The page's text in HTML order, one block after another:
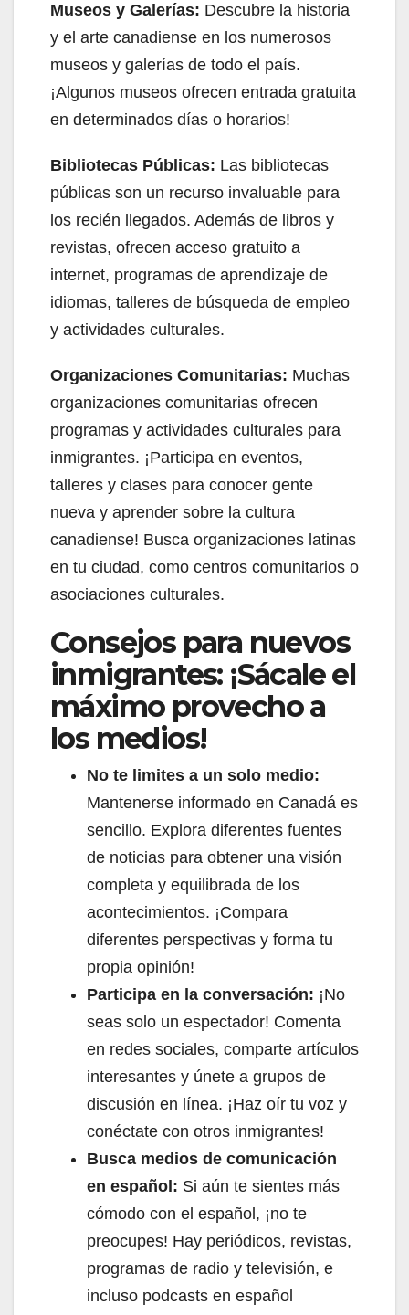
Museos y Galerías: Descubre la historia
y el arte canadiense en los numerosos
museos y galerías de todo el país.
¡Algunos museos ofrecen entrada gratuita
en determinados días o horarios!
Bibliotecas Públicas: Las bibliotecas
públicas son un recurso invaluable para
los recién llegados. Además de libros y
revistas, ofrecen acceso gratuito a
internet, programas de aprendizaje de
idiomas, talleres de búsqueda de empleo
y actividades culturales.
Organizaciones Comunitarias: Muchas
organizaciones comunitarias ofrecen
programas y actividades culturales para
inmigrantes. ¡Participa en eventos,
talleres y clases para conocer gente
nueva y aprender sobre la cultura
canadiense! Busca organizaciones latinas
en tu ciudad, como centros comunitarios o
asociaciones culturales.
Consejos para nuevos
inmigrantes: ¡Sácale el
máximo provecho a
los medios!
No te limites a un solo medio:
Mantenerse informado en Canadá es
sencillo. Explora diferentes fuentes
de noticias para obtener una visión
completa y equilibrada de los
acontecimientos. ¡Compara
diferentes perspectivas y forma tu
propia opinión!
Participa en la conversación: ¡No
seas solo un espectador! Comenta
en redes sociales, comparte artículos
interesantes y únete a grupos de
discusión en línea. ¡Haz oír tu voz y
conéctate con otros inmigrantes!
Busca medios de comunicación
en español: Si aún te sientes más
cómodo con el español, ¡no te
preocupes! Hay periódicos, revistas,
programas de radio y televisión, e
incluso podcasts en español